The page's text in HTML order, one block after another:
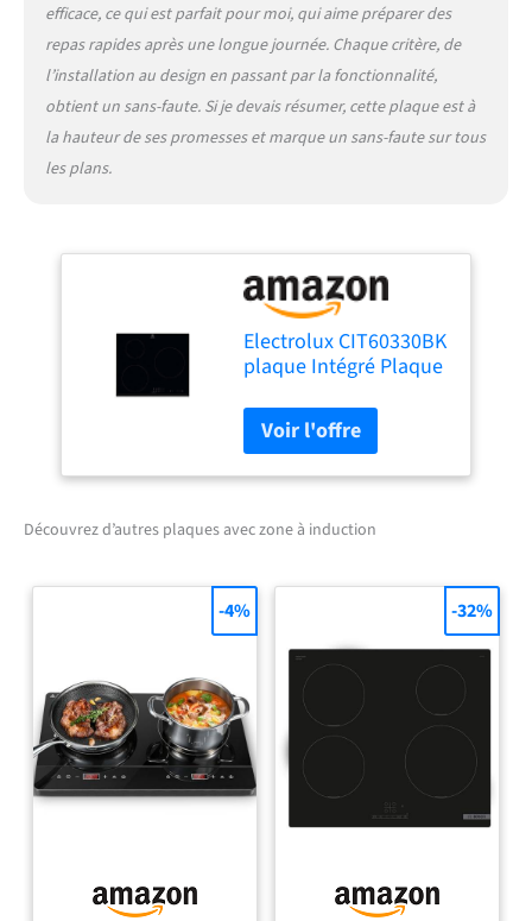
efficace, ce qui est parfait pour moi, qui aime préparer des
repas rapides après une longue journée. Chaque critère, de
l’installation au design en passant par la fonctionnalité,
obtient un sans-faute. Si je devais résumer, cette plaque est à
la hauteur de ses promesses et marque un sans-faute sur tous
les plans.
Electrolux CIT60330BK
plaque Intégré Plaque
Noir - Plaques
(Intégré, Plaque avec
Découvrez d’autres plaques avec zone à induction
-4% -32%